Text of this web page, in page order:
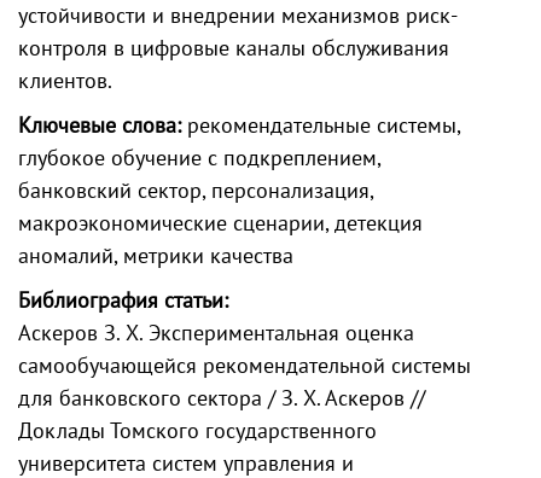
устойчивости и внедрении механизмов риск-
контроля в цифровые каналы обслуживания
клиентов.
Ключевые слова:рекомендательные системы,
глубокое обучение с подкреплением,
банковский сектор, персонализация,
макроэкономические сценарии, детекция
аномалий, метрики качества
Библиография статьи:
Аскеров З. Х. Экспериментальная оценка
самообучающейся рекомендательной системы
для банковского сектора / З. Х. Аскеров //
Доклады Томского государственного
университета систем управления и